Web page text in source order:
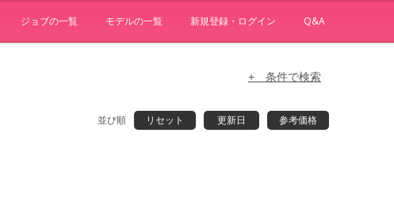
ジョブの一覧 モデルの一覧 新規登録・ログイン Q&A
+ 条件で検索
並び順 リセット 更新日 参考価格